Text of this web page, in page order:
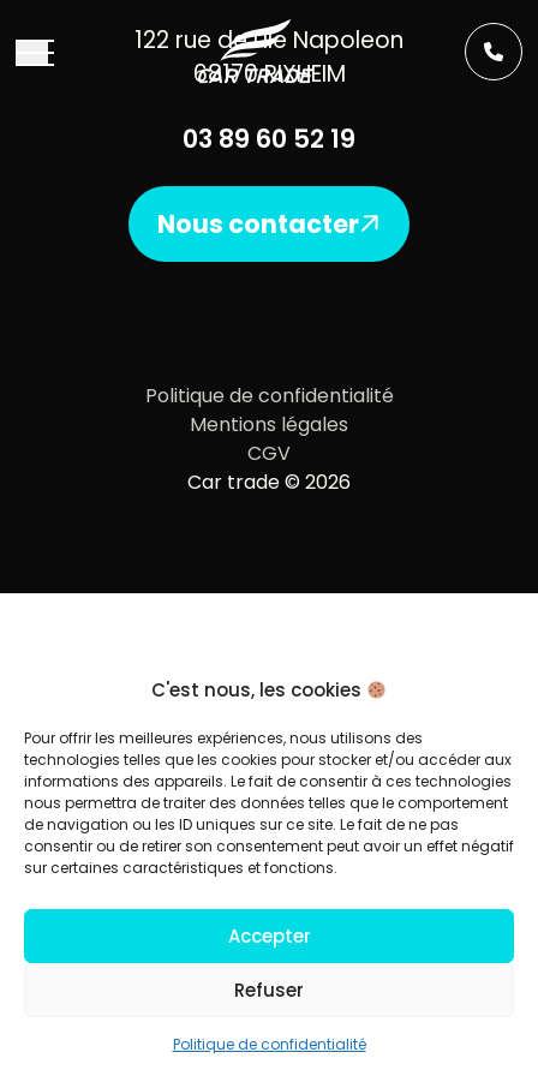
C'est nous, les cookies
Pour offrir les meilleures expériences, nous utilisons des
technologies telles que les cookies pour stocker et/ou accéder aux
informations des appareils. Le fait de consentir à ces technologies
nous permettra de traiter des données telles que le comportement
de navigation ou les ID uniques sur ce site. Le fait de ne pas
consentir ou de retirer son consentement peut avoir un effet négatif
sur certaines caractéristiques et fonctions.
Accepter
Refuser
Politique de confidentialité
122 rue de l’Ile Napoleon
68170 RIXHEIM
03 89 60 52 19
Nous contacter
Politique de confidentialité
Mentions légales
CGV
Car trade © 2026